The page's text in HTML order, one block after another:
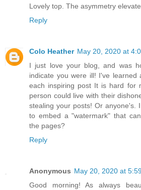
Lovely top. The asymmetry
Reply
Colo Heather May 20, 2020 at
I just love your blog, and was
indicate you were ill! I've
each inspiring post It is hard for
person could live with their
stealing your posts! Or anyone's.
to embed a "watermark" that
the pages?
Reply
Anonymous May 20, 2020 at
Good morning! As always